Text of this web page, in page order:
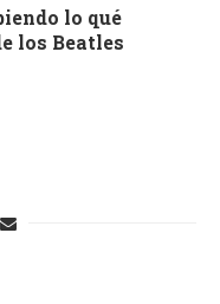
lo qué
los Beatles